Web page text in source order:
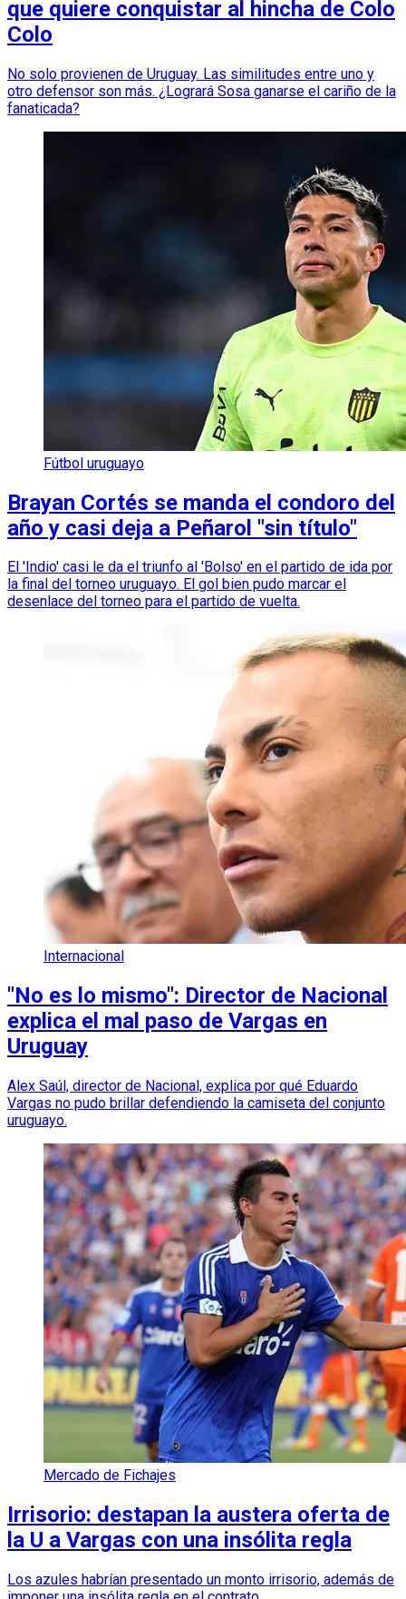
que quiere conquistar al hincha de Colo
Colo
No solo provienen de Uruguay. Las similitudes entre uno y
otro defensor son más. ¿Logrará Sosa ganarse el cariño de la
fanaticada?
Fútbol uruguayo
Brayan Cortés se manda el condoro del
año y casi deja a Peñarol "sin título"
El 'Indio' casi le da el triunfo al 'Bolso' en el partido de ida por
la final del torneo uruguayo. El gol bien pudo marcar el
desenlace del torneo para el partido de vuelta.
Internacional
"No es lo mismo": Director de Nacional
explica el mal paso de Vargas en
Uruguay
Alex Saúl, director de Nacional, explica por qué Eduardo
Vargas no pudo brillar defendiendo la camiseta del conjunto
uruguayo.
Mercado de Fichajes
Irrisorio: destapan la austera oferta de
la U a Vargas con una insólita regla
Los azules habrían presentado un monto irrisorio, además de